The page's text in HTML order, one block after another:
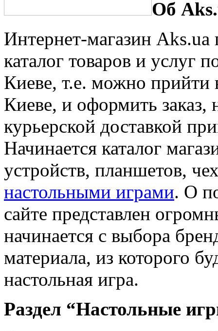
Об
Интернет-магазин
каталог товаров и услуг
Киеве, т.е. можно прийти
Киеве, и оформить
курьерской доставкой
Начинается каталог
устройств, планшетов,
настольными играми. О
сайте представлен
начинается с выбора
материала, из которого
настольная игра.
Раздел “Настольные